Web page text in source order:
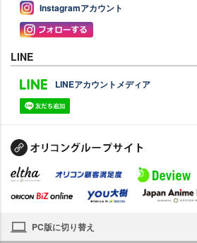
Instagramアカウント
LINE
LINEアカウントメディア
PC版に切り替え